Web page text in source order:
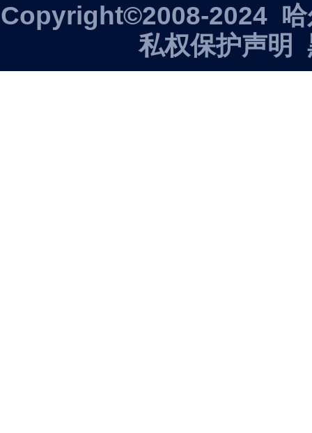
Copyright©2008-2024 哈
私权保护声明